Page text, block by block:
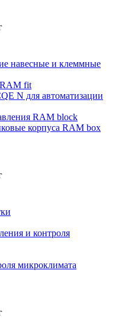
навесные и клеммные
fit
N для автоматизации
RAM block
корпуса RAM box
и контроля
микроклимата